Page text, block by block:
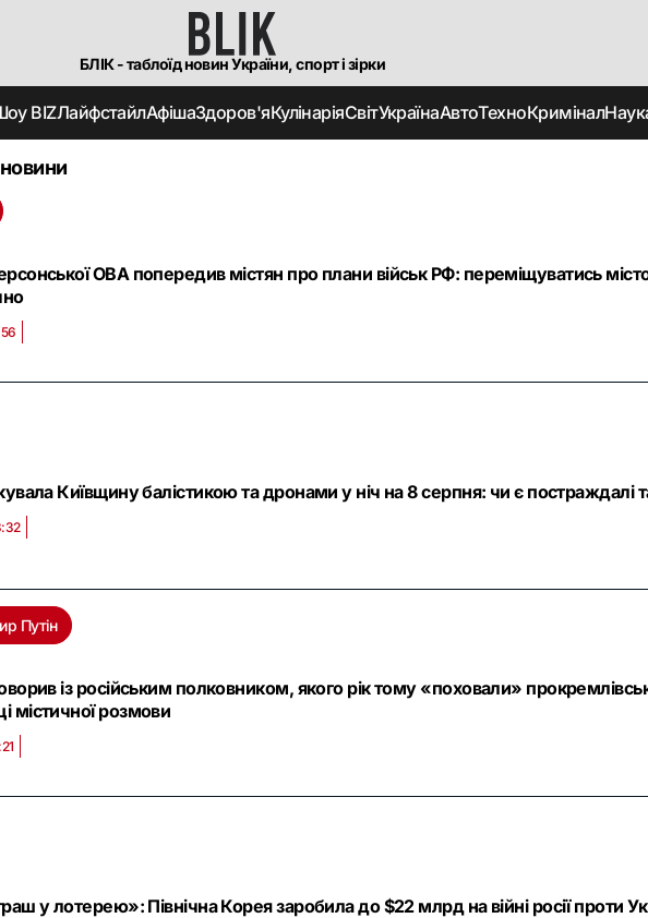
БЛІК - таблоїд новин України, спорт і зірки
BIZЛайфстайлАфішаЗдоров'яКулінаріяСвітУкраїнаАвтоТехноКримінал
ОВА попередив містян про плани військ РФ: переміщуватись
Київщину балістикою та дронами у ніч на 8 серпня: чи є постраждалі
Путін
із російським полковником, якого рік тому «поховали»
містичної розмови
у лотерею»: Північна Корея заробила до $22 млрд на війні росії проти